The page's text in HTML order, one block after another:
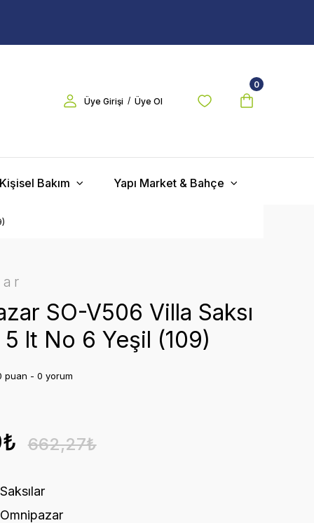
Üye Girişi / Üye Ol
0
Bakım Yapı Market & Bahçe
SO-V506 Villa Saksı
5 lt No 6 Yeşil (109)
puan - 0 yorum
662,27₺
Saksılar
Omnipazar